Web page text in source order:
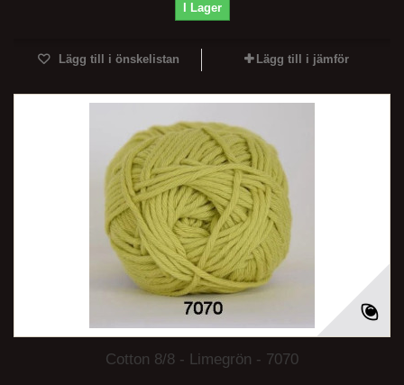
I Lager
Lägg till i önskelistan Lägg till i jämför
Cotton 8/8 - Limegrön - 7070